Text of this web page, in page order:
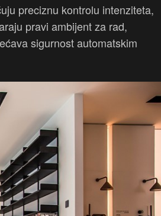
preciznu kontrolu intenziteta,
pravi ambijent za rad,
sigurnost automatskim